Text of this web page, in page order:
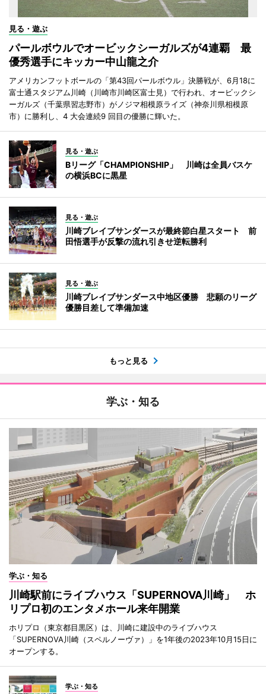
見る・遊ぶ
パールボウルでオービックシーガルズが4連覇 最
優秀選手にキッカー中山龍之介
アメリカンフットボールの「第43回パールボウル」決勝戦が、6月18に
富士通スタジアム川崎（川崎市川崎区富士見）で行われ、オービックシ
ーガルズ（千葉県習志野市）がノジマ相模原ライズ（神奈川県相模原
市）に勝利し、4 大会連続9 回目の優勝に輝いた。
見る・遊ぶ
Bリーグ「CHAMPIONSHIP」 川崎は全員バスケ
の横浜BCに黒星
見る・遊ぶ
川崎ブレイブサンダースが最終節白星スタート 前
田悟選手が反撃の流れ引きせ逆転勝利
見る・遊ぶ
川崎ブレイブサンダース中地区優勝 悲願のリーグ
優勝目差して準備加速
もっと見る
学ぶ・知る
学ぶ・知る
川崎駅前にライブハウス「SUPERNOVA川崎」 ホ
リプロ初のエンタメホール来年開業
ホリプロ（東京都目黒区）は、川崎に建設中のライブハウス
「SUPERNOVA川崎（スペルノーヴァ）」を1年後の2023年10月15日に
オープンする。
学ぶ・知る